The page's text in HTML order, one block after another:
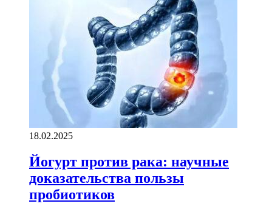
18.02.2025
Йогурт против рака: научные
доказательства пользы
пробиотиков